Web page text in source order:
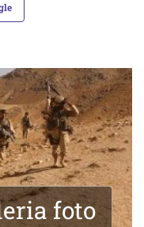
foto